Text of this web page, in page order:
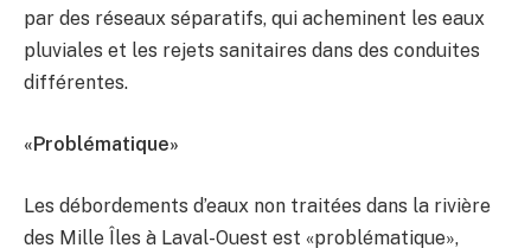
par des réseaux séparatifs, qui acheminent les eaux
pluviales et les rejets sanitaires dans des conduites
différentes.
«Problématique»
Les débordements d’eaux non traitées dans la rivière
des Mille Îles à Laval-Ouest est «problématique»,